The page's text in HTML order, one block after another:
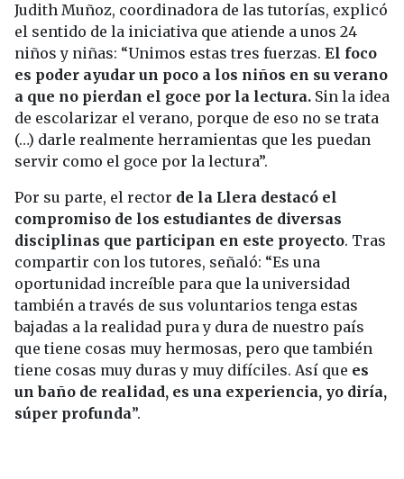
Judith Muñoz, coordinadora de las tutorías, explicó
el sentido de la iniciativa que atiende a unos 24
niños y niñas: “Unimos estas tres fuerzas. El foco
es poder ayudar un poco a los niños en su verano
a que no pierdan el goce por la lectura. Sin la idea
de escolarizar el verano, porque de eso no se trata
(…) darle realmente herramientas que les puedan
servir como el goce por la lectura”.
Por su parte, el rector de la Llera destacó el
compromiso de los estudiantes de diversas
disciplinas que participan en este proyecto. Tras
compartir con los tutores, señaló: “Es una
oportunidad increíble para que la universidad
también a través de sus voluntarios tenga estas
bajadas a la realidad pura y dura de nuestro país
que tiene cosas muy hermosas, pero que también
tiene cosas muy duras y muy difíciles. Así que es
un baño de realidad, es una experiencia, yo diría,
súper profunda”.